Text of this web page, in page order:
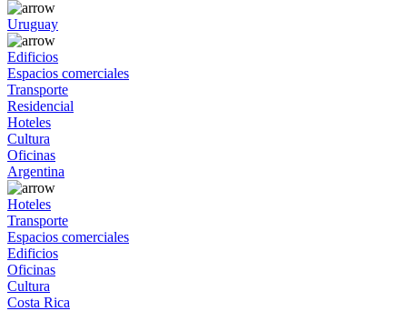
Uruguay
Edificios
Espacios comerciales
Transporte
Residencial
Hoteles
Cultura
Oficinas
Argentina
Hoteles
Transporte
Espacios comerciales
Edificios
Oficinas
Cultura
Costa Rica